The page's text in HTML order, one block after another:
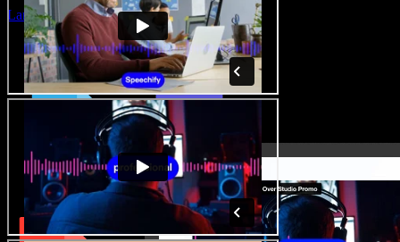
Lancarkan Studio